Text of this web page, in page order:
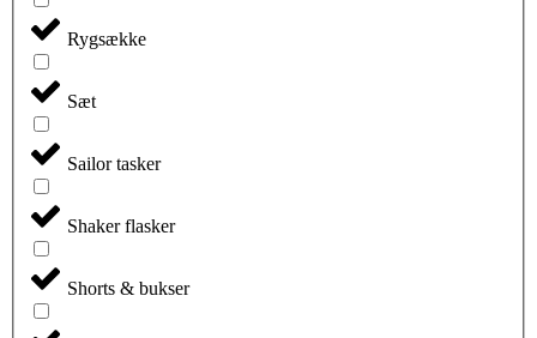
Rygsække
Sæt
Sailor tasker
Shaker flasker
Shorts & bukser